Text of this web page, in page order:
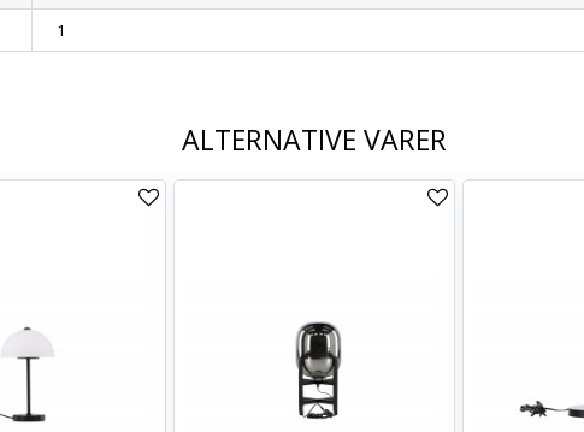
1
ALTERNATIVE VARER